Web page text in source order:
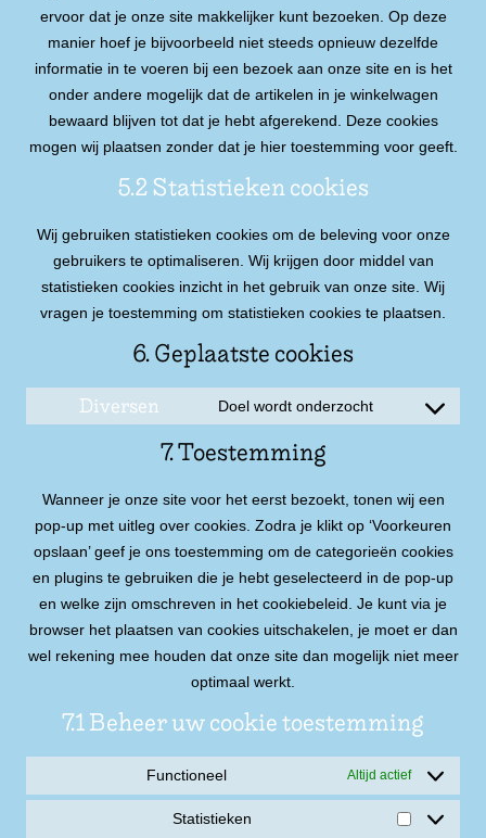
ervoor dat je onze site makkelijker kunt bezoeken. Op deze
manier hoef je bijvoorbeeld niet steeds opnieuw dezelfde
informatie in te voeren bij een bezoek aan onze site en is het
onder andere mogelijk dat de artikelen in je winkelwagen
bewaard blijven tot dat je hebt afgerekend. Deze cookies
mogen wij plaatsen zonder dat je hier toestemming voor geeft.
5.2 Statistieken cookies
Wij gebruiken statistieken cookies om de beleving voor onze
gebruikers te optimaliseren. Wij krijgen door middel van
statistieken cookies inzicht in het gebruik van onze site. Wij
vragen je toestemming om statistieken cookies te plaatsen.
6. Geplaatste cookies
Diversen Doel wordt onderzocht
7. Toestemming
Wanneer je onze site voor het eerst bezoekt, tonen wij een
pop-up met uitleg over cookies. Zodra je klikt op ‘Voorkeuren
opslaan’ geef je ons toestemming om de categorieën cookies
en plugins te gebruiken die je hebt geselecteerd in de pop-up
en welke zijn omschreven in het cookiebeleid. Je kunt via je
browser het plaatsen van cookies uitschakelen, je moet er dan
wel rekening mee houden dat onze site dan mogelijk niet meer
optimaal werkt.
7.1 Beheer uw cookie toestemming
Functioneel Altijd actief
Statistieken